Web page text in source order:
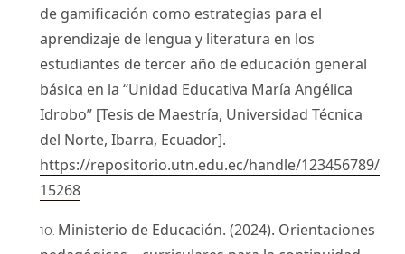
de gamificación como estrategias para el
aprendizaje de lengua y literatura en los
estudiantes de tercer año de educación general
básica en la “Unidad Educativa María Angélica
Idrobo” [Tesis de Maestría, Universidad Técnica
del Norte, Ibarra, Ecuador].
https://repositorio.utn.edu.ec/handle/123456789/
15268
Ministerio de Educación. (2024). Orientaciones